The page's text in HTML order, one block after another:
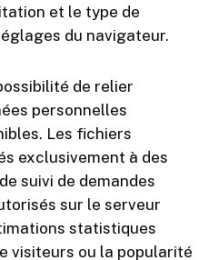
et le type de
du navigateur.
de relier
personnelles
Les fichiers
exclusivement à des
suivi de demandes
sur le serveur
statistiques
visiteurs ou la popularité